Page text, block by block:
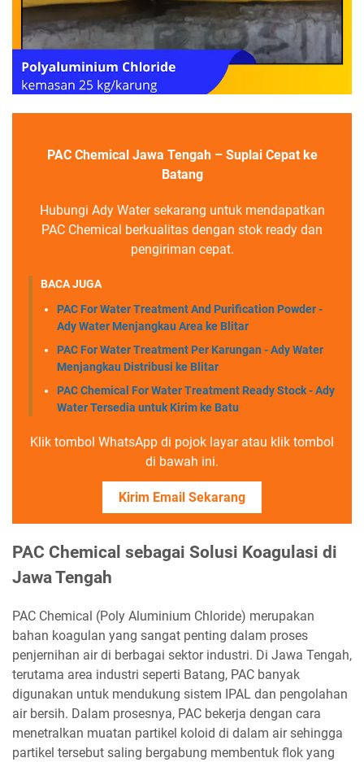
PAC Chemical Jawa Tengah – Suplai Cepat ke
Batang
Hubungi Ady Water sekarang untuk mendapatkan
PAC Chemical berkualitas dengan stok ready dan
pengiriman cepat.
BACA JUGA
PAC For Water Treatment And Purification Powder -
Ady Water Menjangkau Area ke Blitar
PAC For Water Treatment Per Karungan - Ady Water
Menjangkau Distribusi ke Blitar
PAC Chemical For Water Treatment Ready Stock - Ady
Water Tersedia untuk Kirim ke Batu
Klik tombol WhatsApp di pojok layar atau klik tombol
di bawah ini.
Kirim Email Sekarang
PAC Chemical sebagai Solusi Koagulasi di
Jawa Tengah
PAC Chemical (Poly Aluminium Chloride) merupakan
bahan koagulan yang sangat penting dalam proses
penjernihan air di berbagai sektor industri. Di Jawa Tengah,
terutama area industri seperti Batang, PAC banyak
digunakan untuk mendukung sistem IPAL dan pengolahan
air bersih. Dalam prosesnya, PAC bekerja dengan cara
menetralkan muatan partikel koloid di dalam air sehingga
partikel tersebut saling bergabung membentuk flok yang